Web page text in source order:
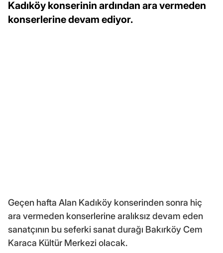
Kadıköy konserinin ardından ara vermeden
konserlerine devam ediyor.
Geçen hafta Alan Kadıköy konserinden sonra hiç
ara vermeden konserlerine aralıksız devam eden
sanatçının bu seferki sanat durağı Bakırköy Cem
Karaca Kültür Merkezi olacak.